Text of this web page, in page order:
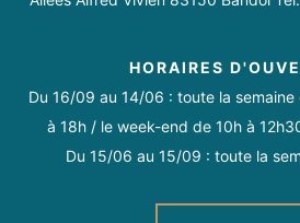
HORAIRES
Du 16/09 au 14/06 : toute la semaine
à 18h / le week-end de 10h à
Du 15/06 au 15/09 : toute la